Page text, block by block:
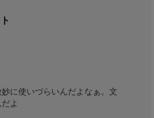
に使いづらいんだよなぁ。文
よ